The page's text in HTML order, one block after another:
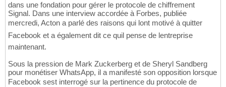
dans une fondation pour gérer le protocole de chiffrement
Signal. Dans une interview accordée à Forbes, publiée
mercredi, Acton a parlé des raisons qui lont motivé à quitter
Facebook et a également dit ce quil pense de lentreprise
maintenant.
Sous la pression de Mark Zuckerberg et de Sheryl Sandberg
pour monétiser WhatsApp, il a manifesté son opposition lorsque
Facebook sest interrogé sur la pertinence du protocole de